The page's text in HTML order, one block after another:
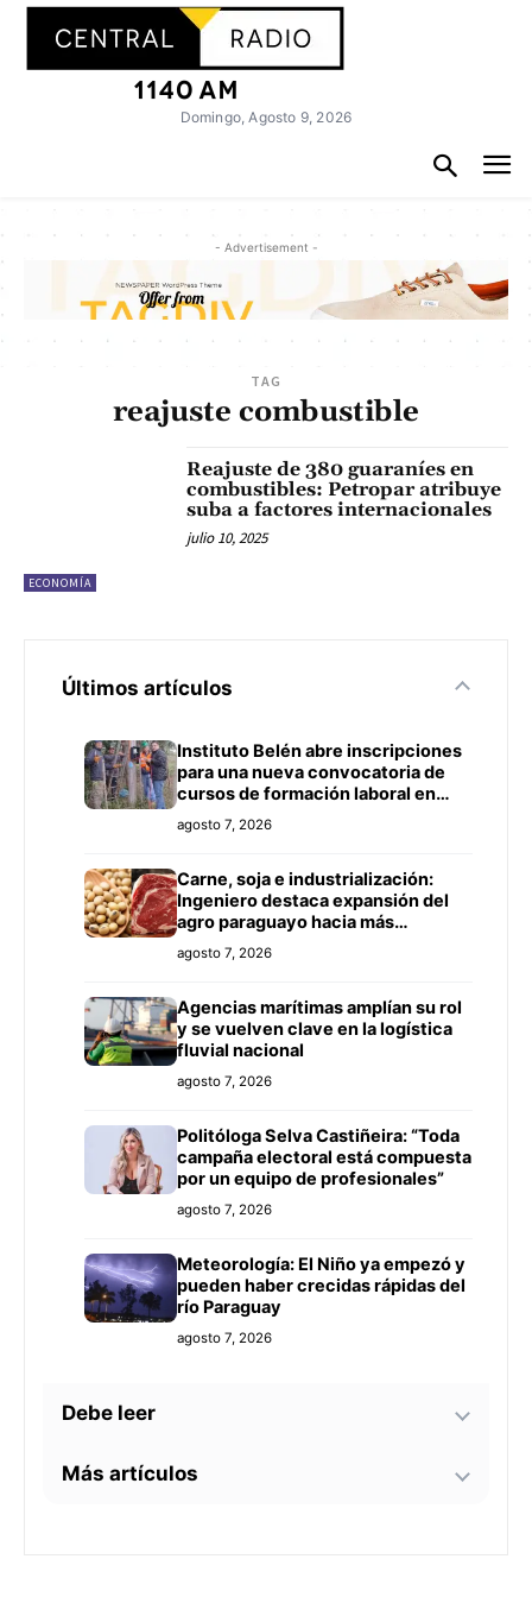
Domingo, Agosto 9, 2026
- Advertisement -
TAG
reajuste combustible
ECONOMÍA
Reajuste de 380 guaraníes en
combustibles: Petropar atribuye
suba a factores internacionales
julio 10, 2025
Últimos artículos
Instituto Belén abre inscripciones
para una nueva convocatoria de
cursos de formación laboral en
Concepción
agosto 7, 2026
Carne, soja e industrialización:
Ingeniero destaca expansión del
agro paraguayo hacia más
mercados
agosto 7, 2026
Agencias marítimas amplían su rol
y se vuelven clave en la logística
fluvial nacional
agosto 7, 2026
Politóloga Selva Castiñeira: “Toda
campaña electoral está compuesta
por un equipo de profesionales”
agosto 7, 2026
Meteorología: El Niño ya empezó y
pueden haber crecidas rápidas del
río Paraguay
agosto 7, 2026
Debe leer
Tecnología y BIM ganan terreno en
Más artículos